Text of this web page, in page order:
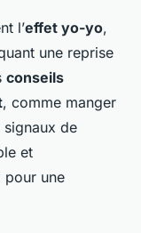
l’effet yo-yo,
une reprise
conseils
, comme manger
signaux de
et
pour une